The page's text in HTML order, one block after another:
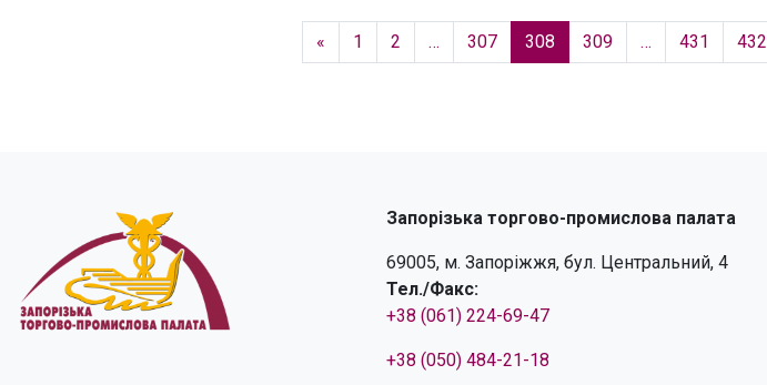
« 1 2 … 307 308 309 … 431 432
Запорізька торгово-промислова палата
69005, м. Запоріжжя, бул. Центральний, 4
Тел./Факс:
+38 (061) 224-69-47
+38 (050) 484-21-18